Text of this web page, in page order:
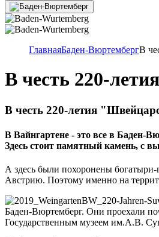
ГлавнаяБаден-ВюртембергВ
В честь 220-
В честь 220-летия
В Вайнгартене - это все в Баден-
Здесь стоит памятный камень, с
А здесь были похоронены
Австрию. Поэтому именно на
Баден-Вюртемберг. Они проехали
Государственным музеем им.А.В.